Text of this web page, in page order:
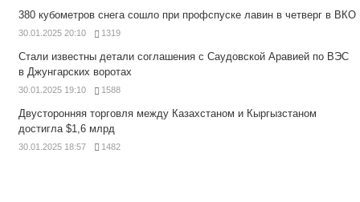
380 кубометров снега сошло при профспуске лавин в четверг в ВКО
30.01.2025 20:10 1319
Стали известны детали соглашения с Саудовской Аравией по ВЭС
в Джунгарских воротах
30.01.2025 19:10 1588
Двусторонняя торговля между Казахстаном и Кыргызстаном
достигла $1,6 млрд
30.01.2025 18:57 1482